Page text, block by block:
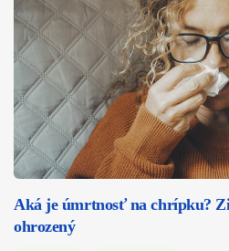
Aká je úmrtnosť na chrípku?
ohrozený